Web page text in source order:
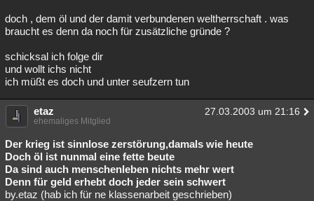
doch , dem öl und der damit verbundenen weltherrschaft . was
braucht es denn da noch für zusätzliche gründe ?
schicksal ich folge dir
und wollt ichs nicht
ich müßt es doch und unter seufzern tun
etaz 27.03.2003 um 21:16
ehemaliges Mitglied
Der krieg ist sinnlose zerstörung,damals wie heute
Doch öl ist nunmal eine fette beute
Da sind auch menschenleben nichts mehr wert
Denn für geld erhebt doch jeder sein schwert
by.etaz (hab ich für ne klassenarbeit geschrieben)